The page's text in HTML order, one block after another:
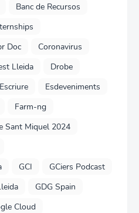
Banc de Recursos
Doc
Coronavirus
Lleida
Drobe
Esdeveniments
Farm-ng
Sant Miquel 2024
GCI
GCiers Podcast
GDG Spain
Cloud